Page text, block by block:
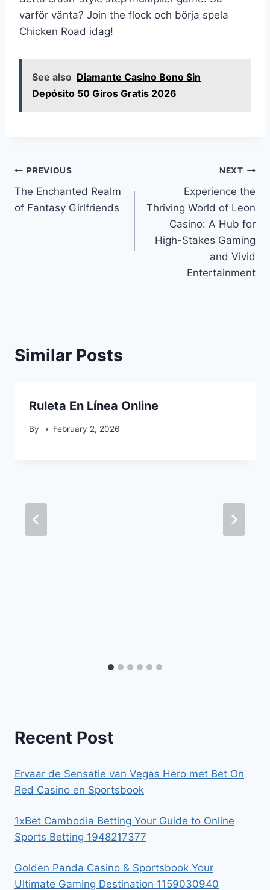
varför vänta? Join the flock och börja spela
Chicken Road idag!
See also Diamante Casino Bono Sin
Depósito 50 Giros Gratis 2026
Post
navigation
PREVIOUS
The Enchanted Realm
of Fantasy Girlfriends
NEXT
Experience the
Thriving World of Leon
Casino: A Hub for
High-Stakes Gaming
and Vivid
Entertainment
Similar Posts
Ruleta En Línea Online
By February 2, 2026
Recent Post
Ervaar de Sensatie van Vegas Hero met Bet On
Red Casino en Sportsbook
1xBet Cambodia Betting Your Guide to Online
Sports Betting 1948217377
Golden Panda Casino & Sportsbook Your
Ultimate Gaming Destination 1159030940